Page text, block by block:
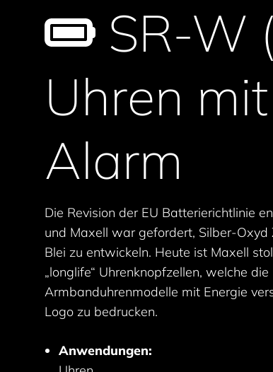
SR-W
Uhren
Alarm
Die Revision der EU Batterierichtlinie
und Maxell war gefordert, Silber-Oxyd
Blei zu entwickeln. Heute ist Maxell
„longlife“ Uhrenknopfzellen, welche
Armbanduhrenmodelle mit Energie
Logo zu bedrucken.
Anwendungen: